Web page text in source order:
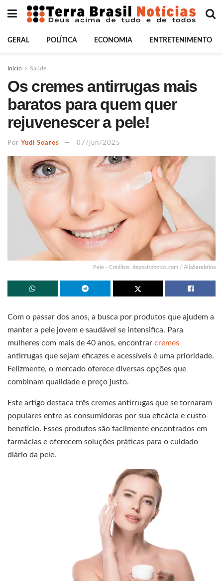
GERAL POLÍTICA ECONOMIA ENTRETENIMENTO
Início Saúde
Os cremes antirrugas mais
baratos para quem quer
rejuvenescer a pele!
Por Yudi Soares 07/jun/2025
Pele - Créditos: depositphotos.com / AllaSerebrina
Com o passar dos anos, a busca por produtos que ajudem a
manter a pele jovem e saudável se intensifica. Para
mulheres com mais de 40 anos, encontrar cremes
antirrugas que sejam eficazes e acessíveis é uma prioridade.
Felizmente, o mercado oferece diversas opções que
combinam qualidade e preço justo.
Este artigo destaca três cremes antirrugas que se tornaram
populares entre as consumidoras por sua eficácia e custo-
benefício. Esses produtos são facilmente encontrados em
farmácias e oferecem soluções práticas para o cuidado
diário da pele.